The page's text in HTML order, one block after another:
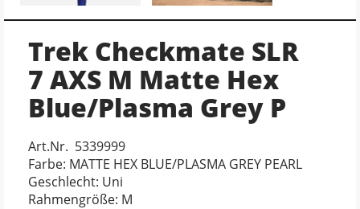
Trek Checkmate SLR
7 AXS M Matte Hex
Blue/Plasma Grey P
Art.Nr. 5339999
Farbe: MATTE HEX BLUE/PLASMA GREY PEARL
Geschlecht: Uni
Rahmengröße: M